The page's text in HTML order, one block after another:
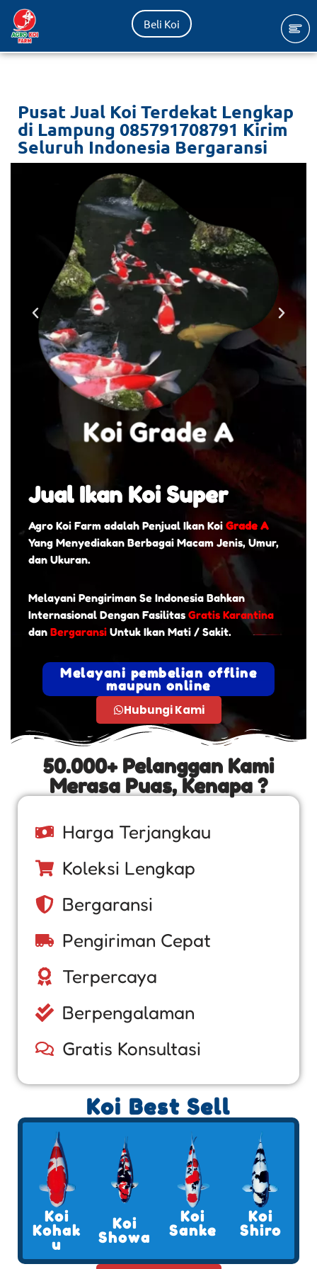
Lompat
ke
Beli Koi
Pusat Jual Koi Terdekat Lengkap
di Lampung 085791708791 Kirim
Seluruh Indonesia Bergaransi
Jual Ikan Koi Super
Agro Koi Farm adalah Penjual Ikan Koi Grade A
Yang Menyediakan Berbagai Macam Jenis, Umur,
dan Ukuran.
Melayani Pengiriman Se Indonesia Bahkan
Internasional Dengan Fasilitas Gratis Karantina
dan Bergaransi Untuk Ikan Mati / Sakit.
Melayani pembelian offline
maupun online
Hubungi Kami
50.000+ Pelanggan Kami
Merasa Puas, Kenapa ?
Harga Terjangkau
Koleksi Lengkap
Bergaransi
Pengiriman Cepat
Terpercaya
Berpengalaman
Gratis Konsultasi
Koi Best Sell
Koi
Kohak
u
Koi
Showa
Koi
Sanke
Koi
Shiro